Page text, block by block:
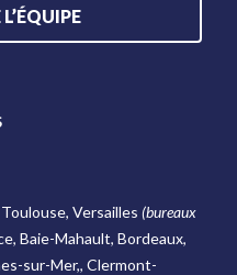
Versailles(bureaux
Baie-Mahault, Bordeaux,
sur-Mer,, Clermont-